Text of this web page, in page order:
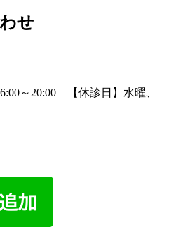
せ
～20:00 【休診日】水曜、